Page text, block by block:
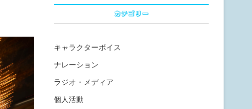
カテゴリー
キャラクターボイス
ナレーション
ラジオ・メディア
個人活動